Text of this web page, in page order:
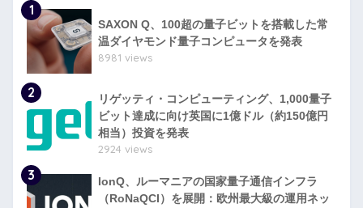
1
SAXON Q、100超の量子ビットを搭載した常
温ダイヤモンド量子コンピュータを発表
8981 views
2
リゲッティ・コンピューティング、1,000量子
ビット達成に向け英国に1億ドル（約150億円
相当）投資を発表
2924 views
3
IonQ、ルーマニアの国家量子通信インフラ
（RoNaQCI）を展開：欧州最大級の運用ネッ